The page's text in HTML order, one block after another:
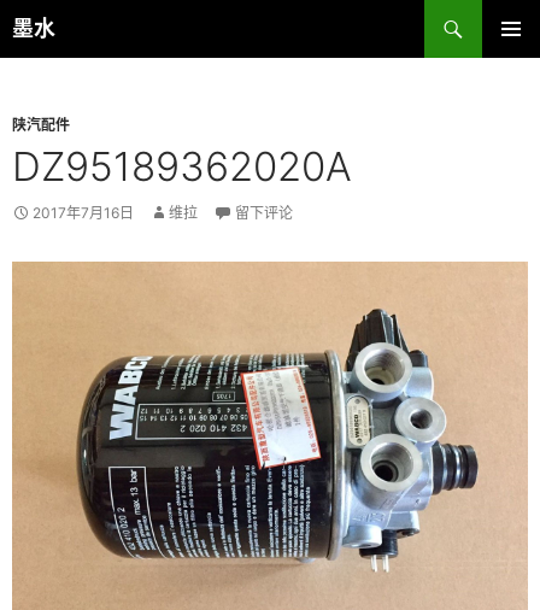
跳
至
墨水
搜
索
陕汽配件
DZ95189362020A
2017年7月16日 维拉 留下评论